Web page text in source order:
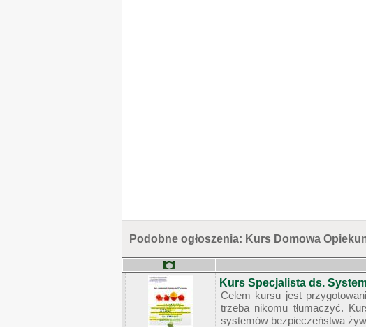
Podobne ogłoszenia: Kurs Domowa
Kurs Specjalista ds.
Celem kursu jest
trzeba nikomu tłumaczyć.
systemów bezpieczeństwa